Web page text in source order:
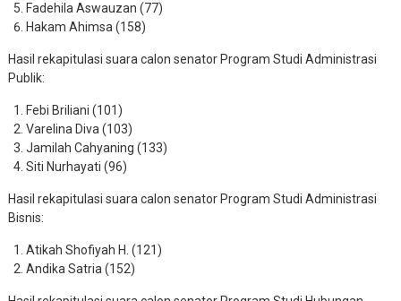
Fadehila Aswauzan (77)
Hakam Ahimsa (158)
Hasil rekapitulasi suara calon senator Program Studi Administrasi
Publik:
Febi Briliani (101)
Varelina Diva (103)
Jamilah Cahyaning (133)
Siti Nurhayati (96)
Hasil rekapitulasi suara calon senator Program Studi Administrasi
Bisnis:
Atikah Shofiyah H. (121)
Andika Satria (152)